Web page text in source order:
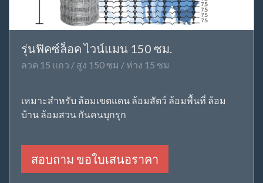
รุ่นฟิคซ์ล็อค ไวน์แมน 150 ซม.
ลวด 15 แถว / สูง 150 ซม / ห่าง 15 ซม
เหมาะสำหรับ ล้อมเขตแดน ล้อมสัตว์ ล้อมพื้นที่ ล้อม
บ้าน ล้อมสวน กันคนบุกรุก
สอบถาม ขอใบเสนอราคา